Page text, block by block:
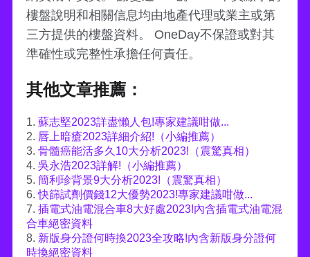
樓盤說明和相關信息均由地產代理或業主或第
三方提供的樓盤資料。 OneDay不保證或對其
準確性或完整性承擔任何責任。
其他文章推薦：
1. 蘇志堅2023詳盡懶人包!專家建議咁做...
2. 唇上暗瘡2023詳細介紹!（小編推薦）
3. 骨髓癌能活多久10大分析2023!（震驚真相）
4. 吳永浩2023詳解!（小編推薦）
5. 簡利珍背景9大分析2023!（震驚真相）
6.快篩試劑價錢12大優勢2023!專家建議咁做...
7. 插電式油電混合車8大好處2023!內含插電式油電混
合車絕密資料
8. 新版身分證何時換2023全攻略!內含新版身分證何
時換絕密資料